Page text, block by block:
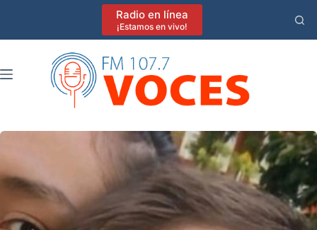
Radio en línea
¡Estamos en vivo!